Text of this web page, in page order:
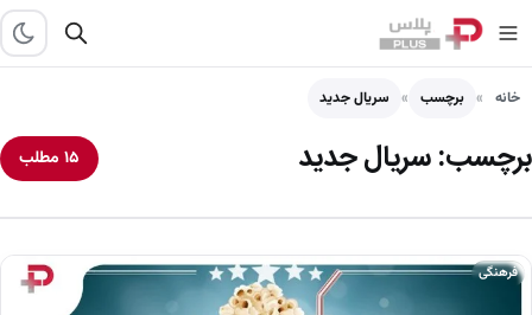
خانه برچسب سریال جدید
برچسب:سریال جدید ۱۵ مطلب
فرهنگی